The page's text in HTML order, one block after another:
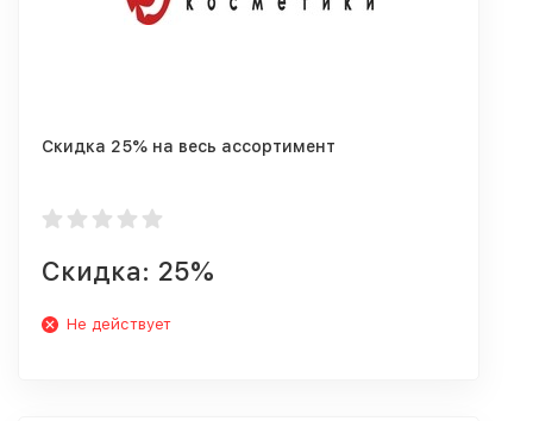
Скидка 25% на весь ассортимент
Скидка: 25%
Не действует